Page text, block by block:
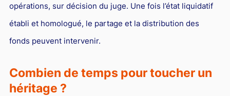
opérations, sur décision du juge. Une fois l’état liquidatif
établi et homologué, le partage et la distribution des
fonds peuvent intervenir.
Combien de temps pour toucher un
héritage ?